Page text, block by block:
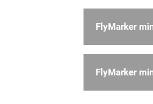
FlyMarker
FlyMarker